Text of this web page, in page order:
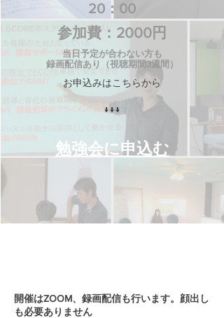
20：00
​参加費：2000円
当日予定が合わない方も
録画配信あり（視聴期間3週間）
お申込みはこちらから
↓↓↓
勉強会に申込む
開催はZOOM、録画配信も行います。顔出し
も必要ありません